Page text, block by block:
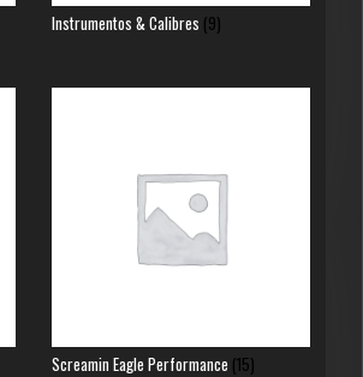
Instrumentos & Calibres (9)
Screamin Eagle Performance (15)